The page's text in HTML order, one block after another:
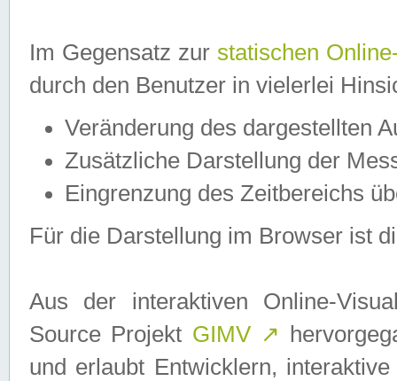
Im Gegensatz zur statischen
durch den Benutzer in vielerlei
Veränderung des dargestellten
Zusätzliche Darstellung der
Eingrenzung des Zeitbereichs
Für die Darstellung im Browser ist
Aus der interaktiven Online-
Source Projekt GIMV ↗
und erlaubt Entwicklern,